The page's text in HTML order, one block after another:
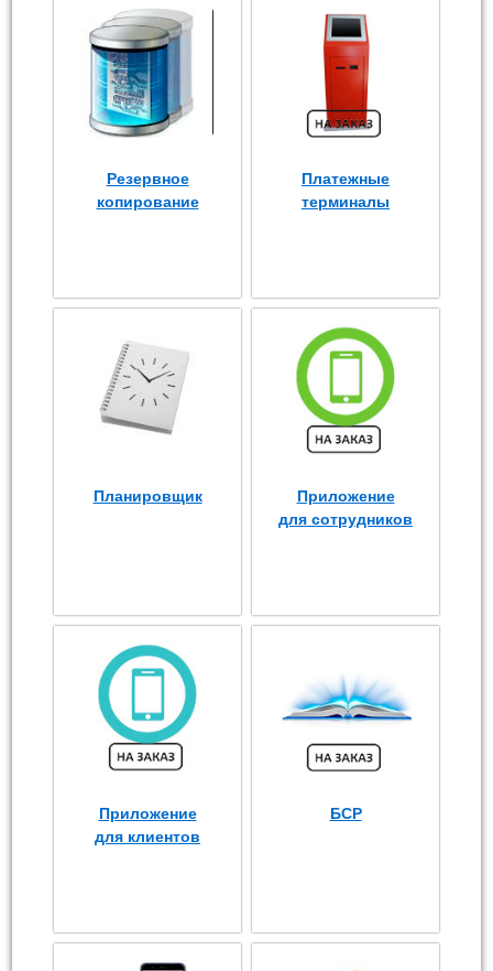
Резервное
копирование
Платежные
терминалы
Планировщик
Приложение
для сотрудников
Приложение
для клиентов
БСР